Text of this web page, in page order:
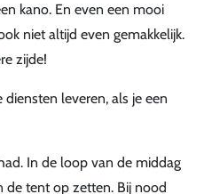
kano. En even een mooi
niet altijd even gemakkelijk.
zijde!
leveren, als je een
In de loop van de middag
de tent op zetten. Bij nood